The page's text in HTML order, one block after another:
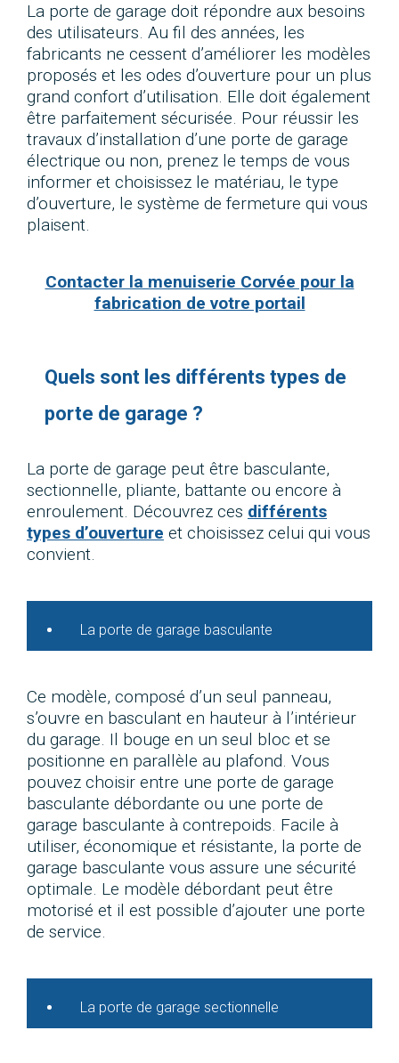
La porte de garage doit répondre aux besoins
des utilisateurs. Au fil des années, les
fabricants ne cessent d’améliorer les modèles
proposés et les odes d’ouverture pour un plus
grand confort d’utilisation. Elle doit également
être parfaitement sécurisée. Pour réussir les
travaux d’installation d’une porte de garage
électrique ou non, prenez le temps de vous
informer et choisissez le matériau, le type
d’ouverture, le système de fermeture qui vous
plaisent.
Contacter la menuiserie Corvée pour la
fabrication de votre portail
Quels sont les différents types de
porte de garage ?
La porte de garage peut être basculante,
sectionnelle, pliante, battante ou encore à
enroulement. Découvrez ces différents
types d’ouverture et choisissez celui qui vous
convient.
La porte de garage basculante
Ce modèle, composé d’un seul panneau,
s’ouvre en basculant en hauteur à l’intérieur
du garage. Il bouge en un seul bloc et se
positionne en parallèle au plafond. Vous
pouvez choisir entre une porte de garage
basculante débordante ou une porte de
garage basculante à contrepoids. Facile à
utiliser, économique et résistante, la porte de
garage basculante vous assure une sécurité
optimale. Le modèle débordant peut être
motorisé et il est possible d’ajouter une porte
de service.
La porte de garage sectionnelle